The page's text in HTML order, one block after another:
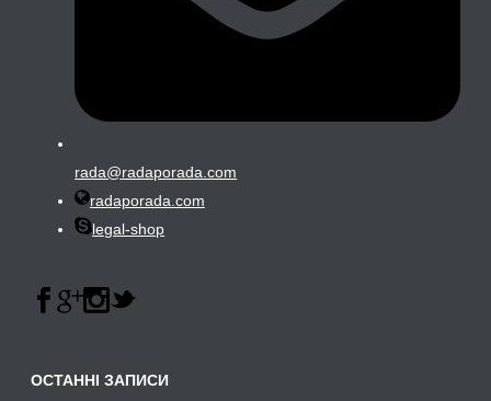
rada@radaporada.com
radaporada.com
legal-shop
ОСТАННІ ЗАПИСИ